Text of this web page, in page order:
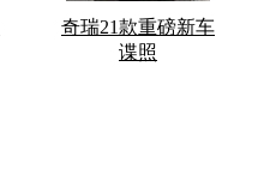
奇瑞21款重磅新车
谍照